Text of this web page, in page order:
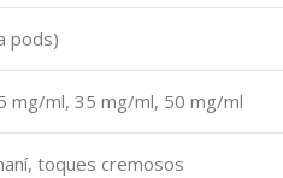
pods)
mg/ml, 35 mg/ml, 50 mg/ml
toques cremosos